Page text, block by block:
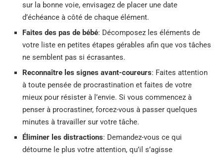
sur la bonne voie, envisagez de placer une date
d’échéance à côté de chaque élément.
Faites des pas de bébé: Décomposez les éléments de
votre liste en petites étapes gérables afin que vos tâches
ne semblent pas si écrasantes.
Reconnaître les signes avant-coureurs: Faites attention
à toute pensée de procrastination et faites de votre
mieux pour résister à l’envie. Si vous commencez à
penser à procrastiner, forcez-vous à passer quelques
minutes à travailler sur votre tâche.
Éliminer les distractions: Demandez-vous ce qui
détourne le plus votre attention, qu’il s’agisse